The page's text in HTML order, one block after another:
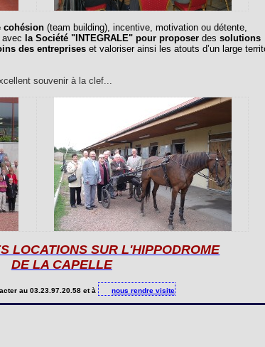
cohésion (team building), incentive, motivation ou détente,
avec la Société " INTEGRALE" pour proposer dessolutions
des entreprises et valoriser ainsi les atouts d’un large
souvenir à la clef...
LOCATIONS SUR L'HIPPODROME
DE LA CAPELLE
au 03.23.97.20.58 et à nous rendre visite